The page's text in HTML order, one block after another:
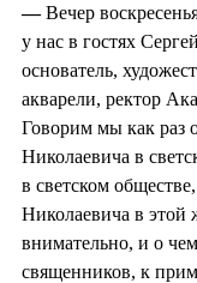
—Вечер
у нас в гостях
основатель,
акварели, ректор
Говорим мы как раз
Николаевича в
в светском
Николаевича в этой
внимательно, и о
священников, к